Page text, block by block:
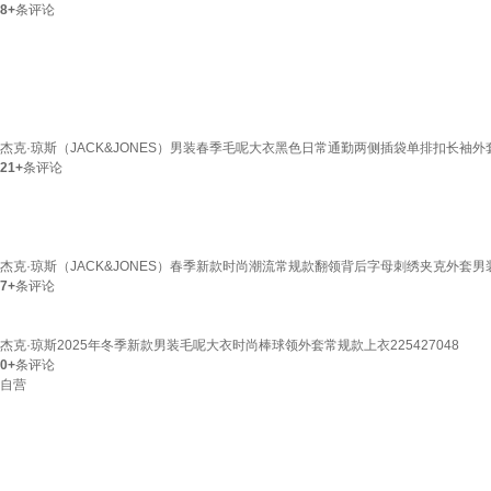
8+条评论
杰克·琼斯（JACK&JONES）男装春季毛呢大衣黑色日常通勤两侧插袋单排扣长袖
21+条评论
杰克·琼斯（JACK&JONES）春季新款时尚潮流常规款翻领背后字母刺绣夹克外套
7+条评论
杰克·琼斯2025年冬季新款男装毛呢大衣时尚棒球领外套常规款上衣225427048
0+条评论
自营